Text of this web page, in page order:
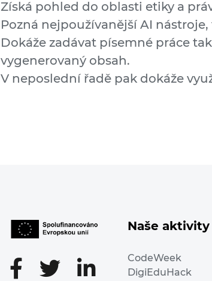
Získá pohled do oblasti etiky a
Pozná nejpoužívanější AI
Dokáže zadávat písemné práce
vygenerovaný obsah.
V neposlední řadě pak dokáže
Naše aktivity
CodeWeek
DigiEduHack